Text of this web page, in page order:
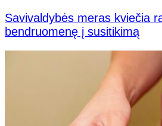
Savivaldybės meras kviečia
bendruomenę į susitikimą